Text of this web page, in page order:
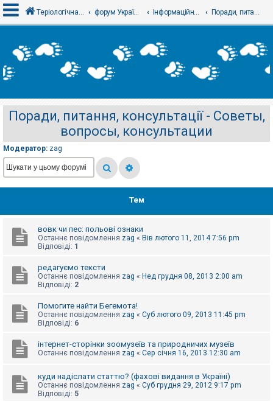
х
і
Р
с
р
а
ц
і
Т
м
б
д
о
е
Теріологічна школа форум Українського теріологічного товариства Інформаційний відділ Поради, питання, консультації - Советы, вопросы, консультации
Поради, питання, консультації - Советы,
вопросы, консультации
Модератор: zag
Тем
вовк чи пес: польові ознаки
Останнє повідомлення zag « Вів лютого 11, 2014 7:56 pm
Відповіді: 1
редагуємо тексти
Останнє повідомлення zag « Нед грудня 08, 2013 2:00 am
Відповіді: 2
Помогите найти Бегемота!
Останнє повідомлення zag « Суб лютого 09, 2013 11:45 pm
Відповіді: 6
інтернет-сторінки зоомузеїв та природничих музеїв
Останнє повідомлення zag « Сер січня 16, 2013 12:30 am
куди надіслати статтю? (фахові видання в Україні)
Останнє повідомлення zag « Суб грудня 29, 2012 9:17 pm
Відповіді: 5